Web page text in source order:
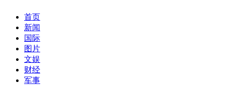
首页
新闻
国际
图片
文娱
财经
军事